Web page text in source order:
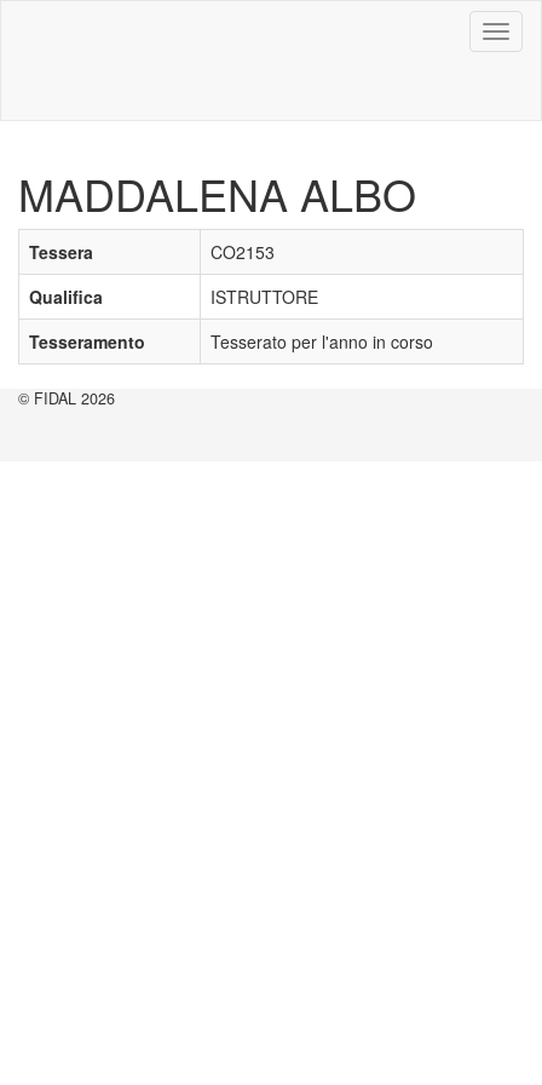
MADDALENA ALBO
Tessera
CO2153
Qualifica
ISTRUTTORE
Tesseramento
Tesserato per l'anno in corso
© FIDAL 2026